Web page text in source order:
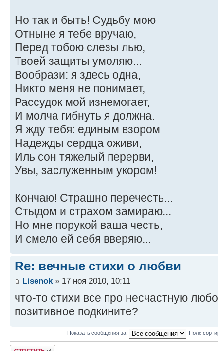
Но так и быть! Судьбу мою
Отныне я тебе вручаю,
Перед тобою слезы лью,
Твоей защиты умоляю...
Вообрази: я здесь одна,
Никто меня не понимает,
Рассудок мой изнемогает,
И молча гибнуть я должна.
Я жду тебя: единым взором
Надежды сердца оживи,
Иль сон тяжелый перерви,
Увы, заслуженным укором!
Кончаю! Страшно перечесть...
Стыдом и страхом замираю...
Но мне порукой ваша честь,
И смело ей себя вверяю...
Re: вечные стихи о любви
Lisenok » 17 ноя 2010, 10:11
что-то стихи все про несчастную
позитивное подкините?
Показать сообщения за: Поле
Ответить